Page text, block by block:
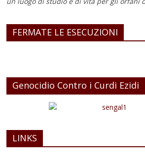
FERMATE LE ESECUZIONI
Genocidio Contro i Curdi Ezidi
LINKS